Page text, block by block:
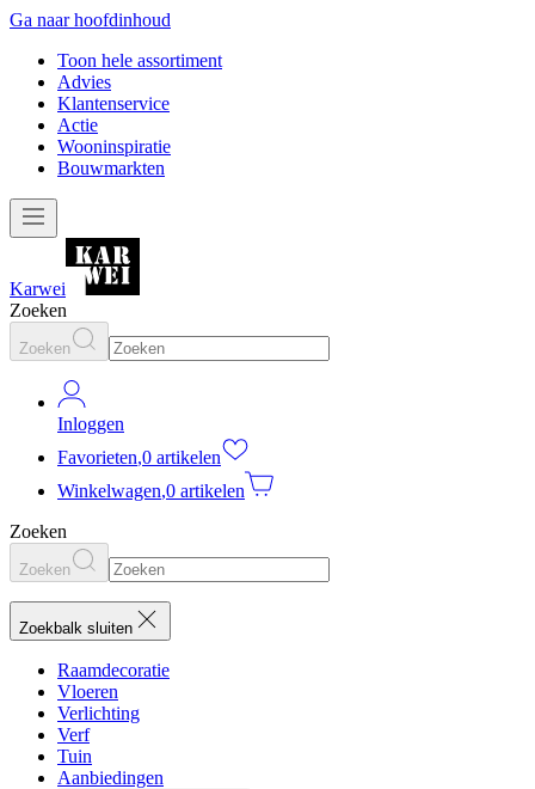
Ga naar hoofdinhoud
Toon hele assortiment
Advies
Klantenservice
Actie
Wooninspiratie
Bouwmarkten
Karwei
Zoeken
Zoeken
Inloggen
Favorieten,0 artikelen
Winkelwagen,0 artikelen
Zoeken
Zoeken
Zoekbalk sluiten
Raamdecoratie
Vloeren
Verlichting
Verf
Tuin
Aanbiedingen